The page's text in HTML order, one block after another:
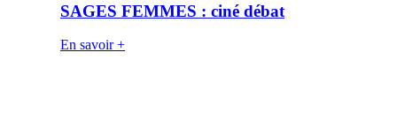
SAGES FEMMES : ciné débat
En savoir +